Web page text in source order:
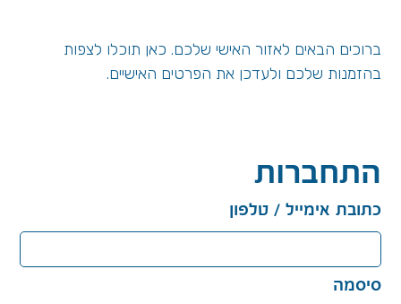
ברוכים הבאים לאזור האישי שלכם. כאן תוכלו לצפות
בהזמנות שלכם ולעדכן את הפרטים האישיים.
התחברות
כתובת אימייל / טלפון
סיסמה